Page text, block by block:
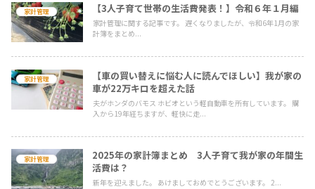
家計管理 【3人子育て世帯の生活費発表！】令和６年１月編
家計管理に関する記事です。 遅くなりましたが、令和6年1月の家
計簿をまとめ...
家計管理
【車の買い替えに悩む人に読んでほしい】我が家の
車が22万キロを超えた話
夫がホンダのバモス ホビオという軽自動車を所有しています。 購
入から19年経ちますが、軽快に走...
家計管理
2025年の家計簿まとめ 3人子育て我が家の年間生
活費は？
新年を迎えました。 あけましておめでとうございます。 2...